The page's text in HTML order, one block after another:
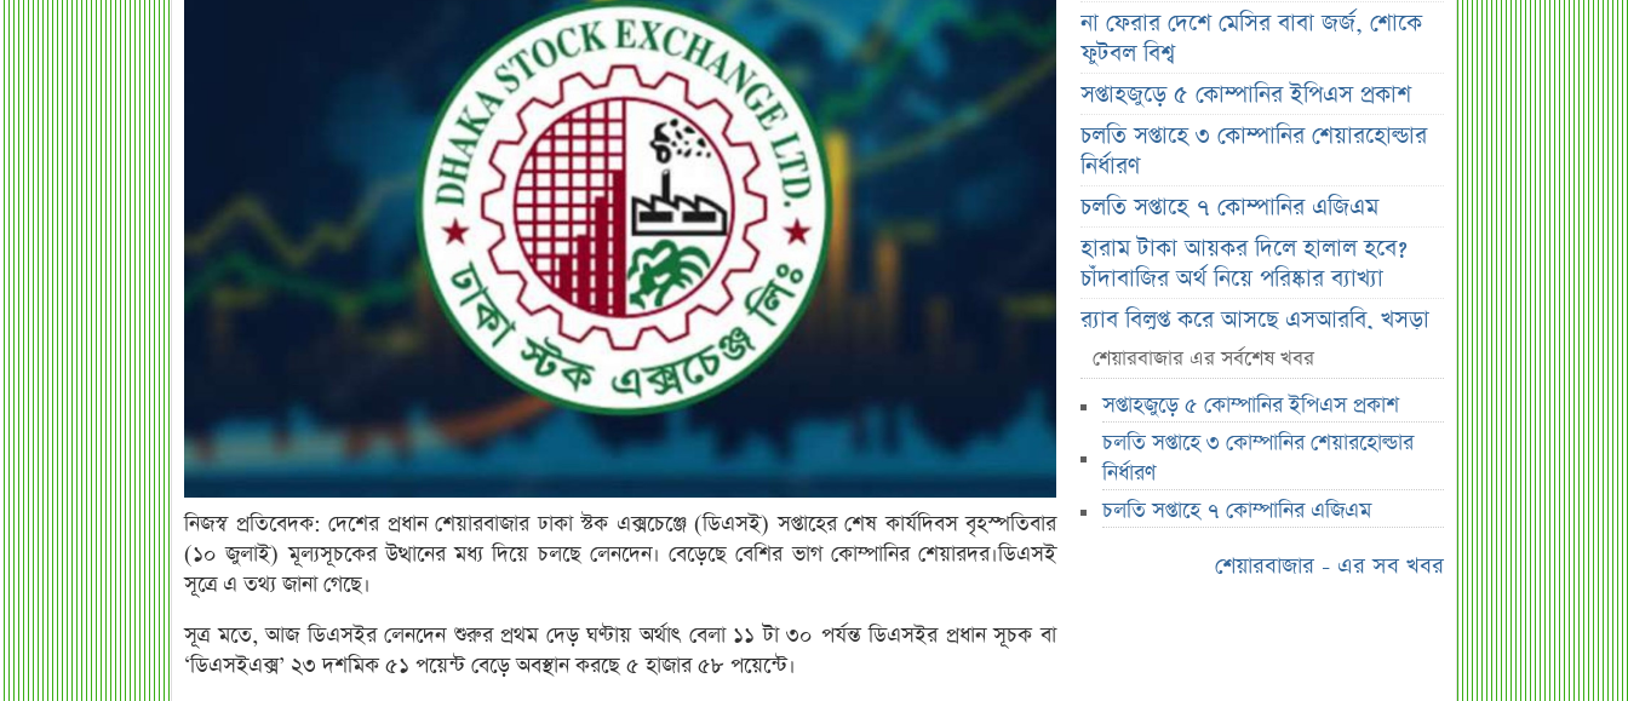
নিজস্ব প্রতিবেদক: দেশের প্রধান শেয়ারবাজার ঢাকা স্টক এক্সচেঞ্জে (ডিএসই) সপ্তাহের শেষ কার্যদিবস বৃহস্পতিবার
(১০ জুলাই) মূল্যসূচকের উত্থানের মধ্য দিয়ে চলছে লেনদেন। বেড়েছে বেশির ভাগ কোম্পানির শেয়ারদর।ডিএসই
সূত্রে এ তথ্য জানা গেছে।
সূত্র মতে, আজ ডিএসইর লেনদেন শুরুর প্রথম দেড় ঘণ্টায় অর্থাৎ বেলা ১১ টা ৩০ পর্যন্ত ডিএসইর প্রধান সূচক বা
‘ডিএসইএক্স’ ২৩ দশমিক ৫১ পয়েন্ট বেড়ে অবস্থান করছে ৫ হাজার ৫৮ পয়েন্টে।
না ফেরার দেশে মেসির বাবা জর্জ, শোকে
ফুটবল বিশ্ব
সপ্তাহজুড়ে ৫ কোম্পানির ইপিএস প্রকাশ
চলতি সপ্তাহে ৩ কোম্পানির শেয়ারহোল্ডার
নির্ধারণ
চলতি সপ্তাহে ৭ কোম্পানির এজিএম
হারাম টাকা আয়কর দিলে হালাল হবে?
চাঁদাবাজির অর্থ নিয়ে পরিষ্কার ব্যাখ্যা
র‌্যাব বিলুপ্ত করে আসছে এসআরবি, খসড়া
আইনে যা থাকছে
চাঁদের ছায়ায় ঢেকে যাবে সূর্য, কবে ও
কোথায় দেখা যাবে বিরল দৃশ্য
জুলাই জাদুঘরের অব্যবস্থাপনা নিয়ে ক্ষুব্ধ
ফারুকী, দিলেন বড় পরামর্শ
স্বর্ণের দামে বড় কাটছাঁট, নতুন দর
শেয়ারবাজার এর সর্বশেষ খবর
সপ্তাহজুড়ে ৫ কোম্পানির ইপিএস প্রকাশ
চলতি সপ্তাহে ৩ কোম্পানির শেয়ারহোল্ডার
নির্ধারণ
চলতি সপ্তাহে ৭ কোম্পানির এজিএম
শেয়ারবাজার - এর সব খবর